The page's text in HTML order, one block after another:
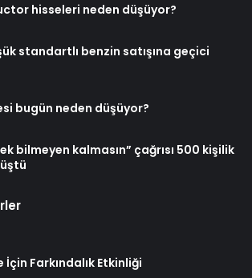
hisseleri neden düşüyor?
standartlı benzin satışına geçici
bugün neden düşüyor?
bilmeyen kalmasın” çağrısı 500 kişilik
İçin Farkındalık Etkinliği